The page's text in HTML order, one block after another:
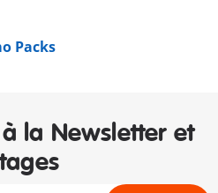
Packs
la Newsletter et